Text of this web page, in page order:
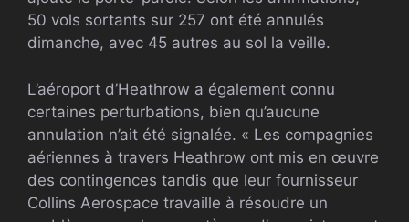
50 vols sortants sur 257 ont été annulés
dimanche, avec 45 autres au sol la veille.
L’aéroport d’Heathrow a également connu
certaines perturbations, bien qu’aucune
annulation n’ait été signalée. « Les compagnies
aériennes à travers Heathrow ont mis en œuvre
des contingences tandis que leur fournisseur
Collins Aerospace travaille à résoudre un